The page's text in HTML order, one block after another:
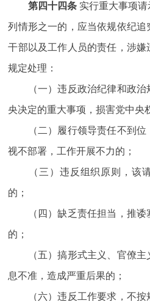
第四十四条实行重大事项请
列情形之一的，应当依规依纪
干部以及工作人员的责任，涉
规定处理：
（一）违反政治纪律和政治
央决定的重大事项，损害党中央
（二）履行领导责任不到位
视不部署，工作开展不力的；
（三）违反组织原则，该请
的；
（四）缺乏责任担当，推诿
的；
（五）搞形式主义、官僚主
息不准，造成严重后果的；
（六）违反工作要求，不按